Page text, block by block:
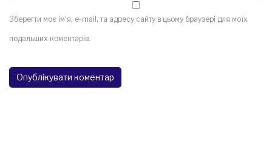
Зберегти моє ім'я, e-mail, та адресу сайту в цьому браузері для моїх
подальших коментарів.